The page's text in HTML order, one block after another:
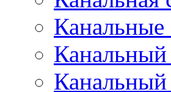
Канальные